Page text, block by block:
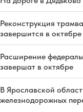
Реконструкция
завершится в октябре
Расширение
завершат в октябре
В Ярославской
железнодорожных